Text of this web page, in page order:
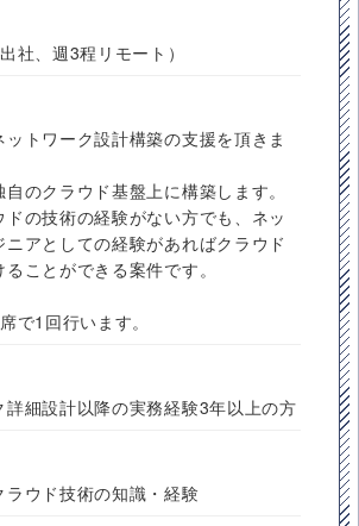
社、週3程リモート）
トワーク設計構築の支援を頂きま
のクラウド基盤上に構築します。
ドの技術の経験がない方でも、ネッ
ニアとしての経験があればクラウド
ことができる案件です。
で1回行います。
詳細設計以降の実務経験3年以上の方
ラウド技術の知識・経験